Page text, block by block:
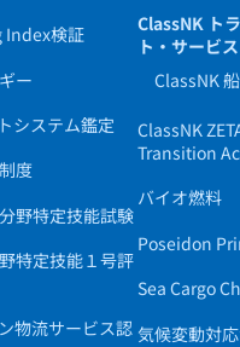
Index検証
ー
システム鑑定
度
野特定技能試験
特定技能１号評
物流サービス認
ClassNK ト
ト・サービス
ClassNK
ClassNK
Transition
バイオ燃料
Poseidon
Sea Cargo
気候変動対